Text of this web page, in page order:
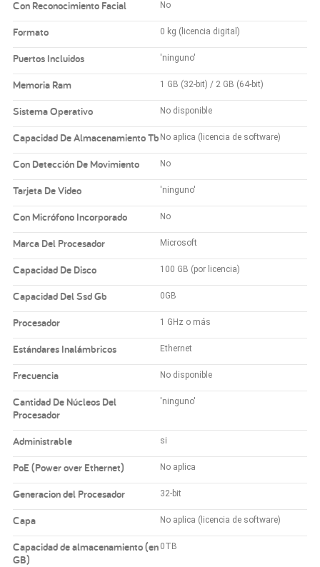
Con Reconocimiento Facial No
Formato 0 kg (licencia digital)
Puertos Incluidos 'ninguno'
Memoria Ram 1 GB (32-bit) / 2 GB (64-bit)
Sistema Operativo No disponible
Capacidad De Almacenamiento Tb No aplica (licencia de software)
Con Detección De Movimiento No
Tarjeta De Video 'ninguno'
Con Micrófono Incorporado No
Marca Del Procesador Microsoft
Capacidad De Disco 100 GB (por licencia)
Capacidad Del Ssd Gb 0GB
Procesador 1 GHz o más
Estándares Inalámbricos Ethernet
Frecuencia No disponible
Cantidad De Núcleos Del
Procesador
'ninguno'
Administrable si
PoE (Power over Ethernet) No aplica
Generacion del Procesador 32-bit
Capa No aplica (licencia de software)
Capacidad de almacenamiento (en
GB)
0TB